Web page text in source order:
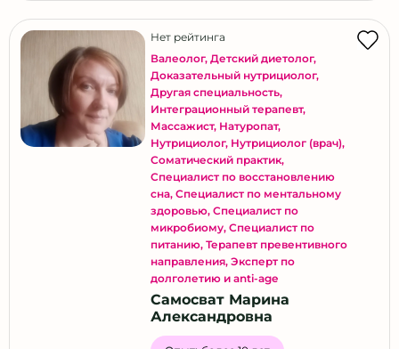
Нет рейтинга
Валеолог, Детский диетолог,
Доказательный нутрициолог,
Другая специальность,
Интеграционный терапевт,
Массажист, Натуропат,
Нутрициолог, Нутрициолог (врач),
Соматический практик,
Специалист по восстановлению
сна, Специалист по ментальному
здоровью, Специалист по
микробиому, Специалист по
питанию, Терапевт превентивного
направления, Эксперт по
долголетию и anti-age
Самосват Марина
Александровна